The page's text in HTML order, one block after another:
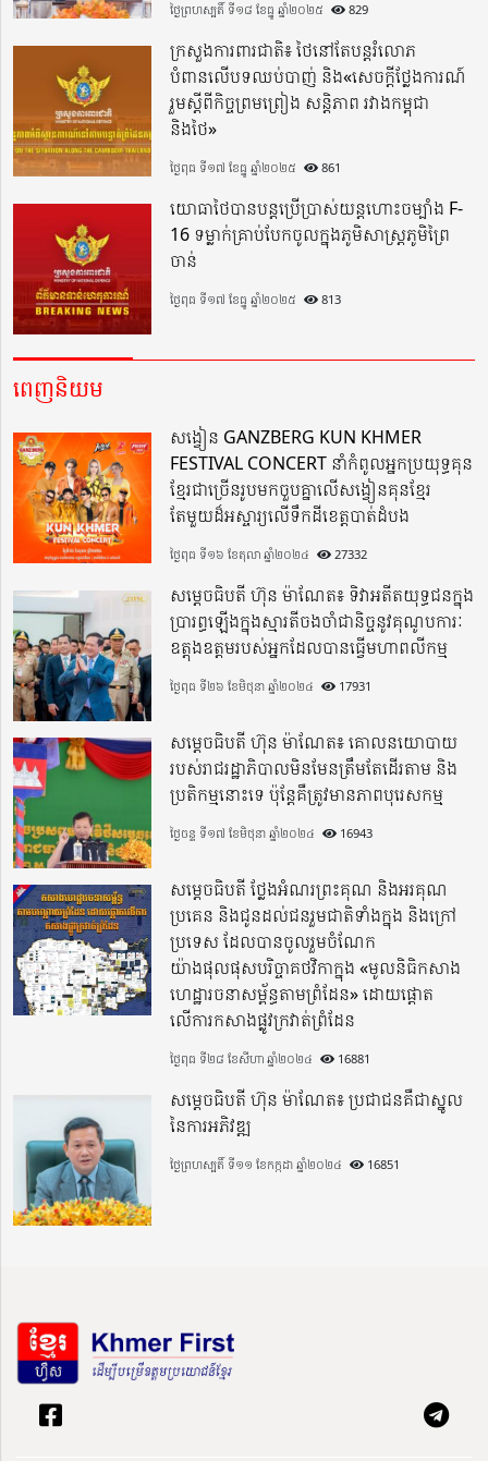
ថ្ងៃព្រហស្បតិ៍ ទី១៨ ខែធ្នូ ឆ្នាំ២០២៥ 829
ក្រសួងការពារជាតិ៖ ថៃនៅតែបន្តរំលោភ
បំពានលើបទឈប់បាញ់ និង«សេចក្តីថ្លែងការណ៍
រួមស្តីពីកិច្ចព្រមព្រៀង សន្តិភាព រវាងកម្ពុជា
និងថៃ»
ថ្ងៃពុធ ទី១៧ ខែធ្នូ ឆ្នាំ២០២៥ 861
យោធាថៃបានបន្តប្រើប្រាស់យន្តហោះចម្បាំង F-
16 ទម្លាក់គ្រាប់បែកចូលក្នុងភូមិសាស្ត្រភូមិព្រៃ
ចាន់
ថ្ងៃពុធ ទី១៧ ខែធ្នូ ឆ្នាំ២០២៥ 813
ពេញនិយម
សង្វៀន GANZBERG KUN KHMER
FESTIVAL CONCERT នាំកំពូលអ្នកប្រយុទ្ធគុន
ខ្មែរជាច្រើនរូបមកចួបគ្នាលើសង្វៀនគុនខ្មែរ
តែមួយដ៏អស្ចារ្យលើទឹកដីខេត្តបាត់ដំបង
ថ្ងៃពុធ ទី១៦ ខែតុលា ឆ្នាំ២០២៤ 27332
សម្តេចធិបតី ហ៊ុន ម៉ាណែត៖ ទិវាអតីតយុទ្ធជនក្នុង
ប្រារព្ធឡើងក្នុងស្មារតីចងចាំជានិច្ចនូវគុណូបការៈ
ឧត្តុងឧត្តមរបស់អ្នកដែលបានធ្វើមហាពលីកម្ម
ថ្ងៃពុធ ទី២៦ ខែមិថុនា ឆ្នាំ២០២៤ 17931
សម្តេចធិបតី ហ៊ុន ម៉ាណែត៖ គោលនយោបាយ
របស់រាជរដ្ឋាភិបាលមិនមែនត្រឹមតែដើរតាម និង
ប្រតិកម្មនោះទេ ប៉ុន្តែគឺត្រូវមានភាពបុរេសកម្ម
ថ្ងៃចន្ទ ទី១៧ ខែមិថុនា ឆ្នាំ២០២៤ 16943
សម្តេចធិបតី ថ្លែងអំណរព្រះគុណ និងអរគុណ
ប្រគេន និងជូនដល់ជនរួមជាតិទាំងក្នុង​ និងក្រៅ
ប្រទេស​ ដែលបានចូលរួមចំណែក
យ៉ាងផុលផុសបរិច្ចាគថវិកាក្នុង «មូលនិធិកសាង
ហេដ្ឋារចនាសម្ព័ន្ធតាមព្រំដែន» ដោយផ្ដោត
លើការកសាងផ្លូវក្រវាត់ព្រំដែន
ថ្ងៃពុធ ទី២៨ ខែសីហា ឆ្នាំ២០២៤ 16881
សម្តេចធិបតី ហ៊ុន ម៉ាណែត៖ ប្រជាជនគឺជាស្នូល
នៃការអភិវឌ្ឍ
ថ្ងៃព្រហស្បតិ៍ ទី១១ ខែកក្កដា ឆ្នាំ២០២៤ 16851